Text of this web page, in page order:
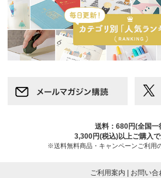
送料：680円(全国一
3,300円(税込)以上ご購入
※送料無料商品・キャンペーンご利用
ご利用案内 お問い合